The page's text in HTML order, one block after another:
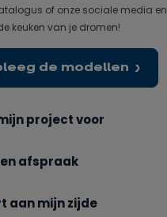
of onze sociale media
keuken van je dromen!
de modellen
project voor
afspraak
aan mijn zijde